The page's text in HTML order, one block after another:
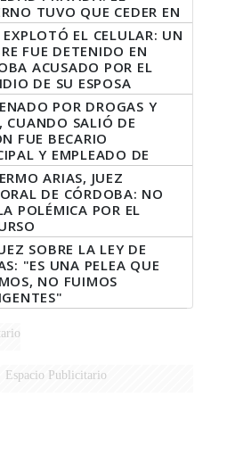
TUVO QUE CEDER EN
DEL MANEJO DEL FUEGO
EL CELULAR: UN
FUE DETENIDO EN
ACUSADO POR EL
DE SU ESPOSA
POR DROGAS Y
CUANDO SALIÓ DE
FUE BECARIO
Y EMPLEADO DE
ARIAS, JUEZ
DE CÓRDOBA: NO
POLÉMICA POR EL
SOBRE LA LEY DE
"ES UNA PELEA QUE
NO FUIMOS
Espacio Publicitario